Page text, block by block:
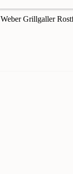
Weber Grillgaller